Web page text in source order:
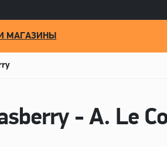
МАГАЗИНЫ
- A. Le